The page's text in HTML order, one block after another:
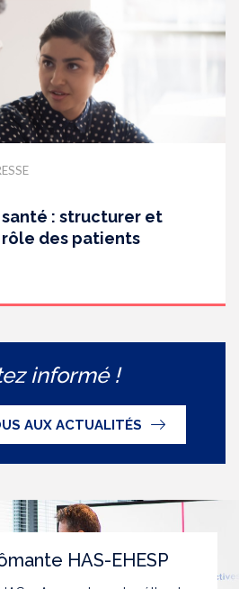
invalidants . Elle publie
destinés aux
[1] impliqués dans le suivi
: structurer et
des patients
informé !
AUX ACTUALITÉS
HAS-EHESP